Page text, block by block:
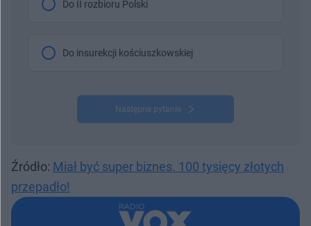
Do II rozbioru Polski
Do insurekcji kościuszkowskiej
Następne pytanie
Źródło: Miał być super biznes. 100 tysięcy złotych
przepadło!